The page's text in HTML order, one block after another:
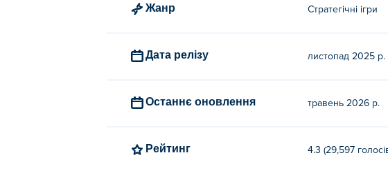
У гру Thung Wars можна грати на комп'ютері та
Жанр Стратегічні ігри
Дата релізу листопад 2025 р.
Останнє оновлення травень 2026 р.
Рейтинг 4.3 (29,597